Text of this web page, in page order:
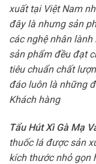
xuất tại Việt Nam
đây là nhưng sản
các nghệ nhân lành
sản phẩm đều đạt
tiêu chuẩn chất
đáo luôn là những
Khách hàng
Tẩu Hút Xì Gà Mạ
thuốc lá được sản
kích thước nhỏ gọn